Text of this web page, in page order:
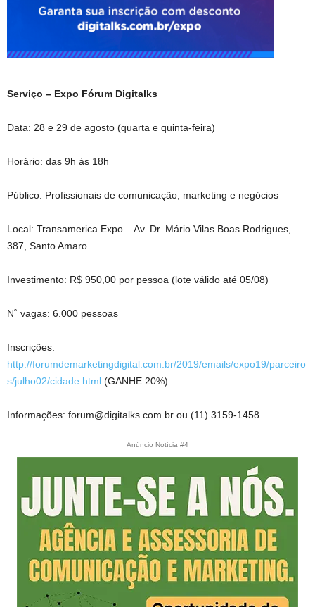
Serviço – Expo Fórum Digitalks
Data: 28 e 29 de agosto (quarta e quinta-feira)
Horário: das 9h às 18h
Público: Profissionais de comunicação, marketing e negócios
Local: Transamerica Expo – Av. Dr. Mário Vilas Boas Rodrigues,
387, Santo Amaro
Investimento: R$ 950,00 por pessoa (lote válido até 05/08)
N˚ vagas: 6.000 pessoas
Inscrições:
http://forumdemarketingdigital.com.br/2019/emails/expo19/parceiro
s/julho02/cidade.html (GANHE 20%)
Informações: forum@digitalks.com.br ou (11) 3159-1458
Anúncio Notícia #4